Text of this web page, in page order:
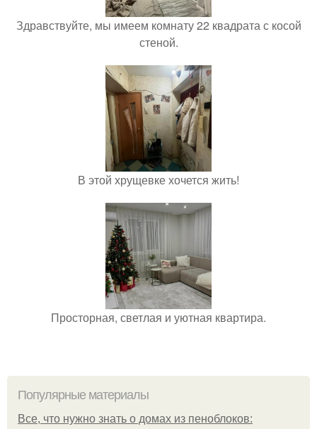
Здравствуйте, мы имеем комнату 22 квадрата с косой
стеной.
В этой хрущевке хочется жить!
Просторная, светлая и уютная квартира.
Популярные материалы
Все, что нужно знать о домах из пеноблоков: